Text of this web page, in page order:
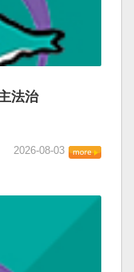
法治
2026-08-03